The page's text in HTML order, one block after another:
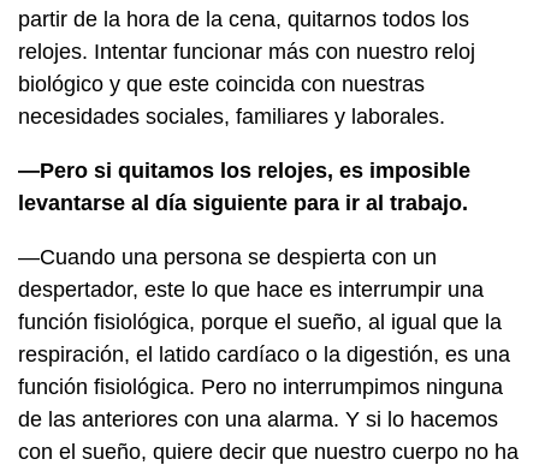
partir de la hora de la cena, quitarnos todos los
relojes. Intentar funcionar más con nuestro reloj
biológico y que este coincida con nuestras
necesidades sociales, familiares y laborales.
—Pero si quitamos los relojes, es imposible
levantarse al día siguiente para ir al trabajo.
—Cuando una persona se despierta con un
despertador, este lo que hace es interrumpir una
función fisiológica, porque el sueño, al igual que la
respiración, el latido cardíaco o la digestión, es una
función fisiológica. Pero no interrumpimos ninguna
de las anteriores con una alarma. Y si lo hacemos
con el sueño, quiere decir que nuestro cuerpo no ha